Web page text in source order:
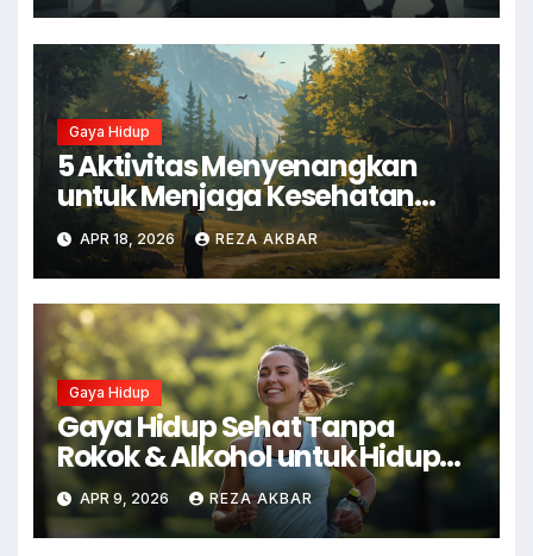
Gaya Hidup
5 Aktivitas Menyenangkan
untuk Menjaga Kesehatan
Mental
APR 18, 2026 REZA AKBAR
Gaya Hidup
Gaya Hidup Sehat Tanpa
Rokok & Alkohol untuk Hidup
Lebih Baik
APR 9, 2026 REZA AKBAR